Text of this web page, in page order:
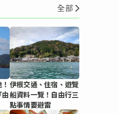
全部
伊根交通、住宿、遊覽
船資料一覽！自由行三
點事情要避雷